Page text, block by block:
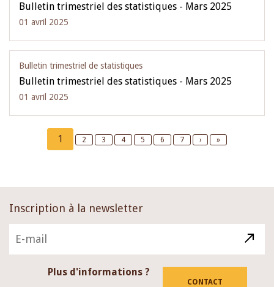
Bulletin trimestriel des statistiques - Mars 2025
01 avril 2025
Bulletin trimestriel de statistiques
Bulletin trimestriel des statistiques - Mars 2025
01 avril 2025
Current
page
1 Page
2 Page
3 Page
4 Page
5 Page
6 Page
7
Next
›
Last
»
Inscription à la newsletter
Plus d'informations ?
CONTACT